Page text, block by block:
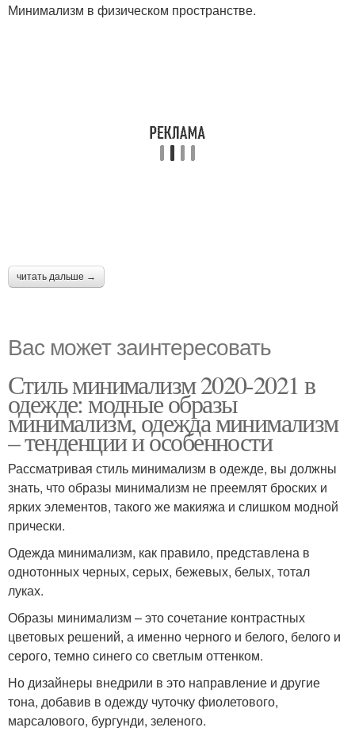
Минимализм в физическом пространстве.
читать дальше →
Вас может заинтересовать
Стиль минимализм 2020-2021 в
одежде: модные образы
минимализм, одежда минимализм
– тенденции и особенности
Рассматривая стиль минимализм в одежде, вы должны
знать, что образы минимализм не преемлят броских и
ярких элементов, такого же макияжа и слишком модной
прически.
Одежда минимализм, как правило, представлена в
однотонных черных, серых, бежевых, белых, тотал
луках.
Образы минимализм – это сочетание контрастных
цветовых решений, а именно черного и белого, белого и
серого, темно синего со светлым оттенком.
Но дизайнеры внедрили в это направление и другие
тона, добавив в одежду чуточку фиолетового,
марсалового, бургунди, зеленого.